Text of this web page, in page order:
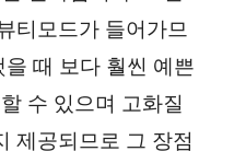
티모드가 들어가므
때 보다 훨씬 예쁜
수 있으며 고화질
제공되므로 그 장점